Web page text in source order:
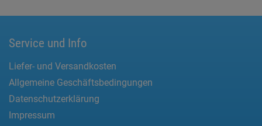
Service und Info
Liefer- und Versandkosten
Allgemeine Geschäftsbedingungen
Datenschutzerklärung
Impressum